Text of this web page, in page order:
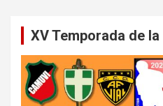
XV Temporada de